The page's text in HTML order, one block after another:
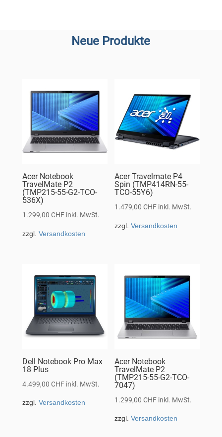
Neue Produkte
Acer Notebook
TravelMate P2
(TMP215-55-G2-TCO-
536X)
1.299,00 CHF inkl. MwSt.
zzgl. Versandkosten
Acer Travelmate P4
Spin (TMP414RN-55-
TCO-55Y6)
1.479,00CHF inkl. MwSt.
zzgl.Versandkosten
Dell Notebook Pro Max
18 Plus
4.499,00 CHF inkl. MwSt.
zzgl. Versandkosten
Acer Notebook
TravelMate P2
(TMP215-55-G2-TCO-
7047)
1.299,00CHF inkl. MwSt.
zzgl.Versandkosten